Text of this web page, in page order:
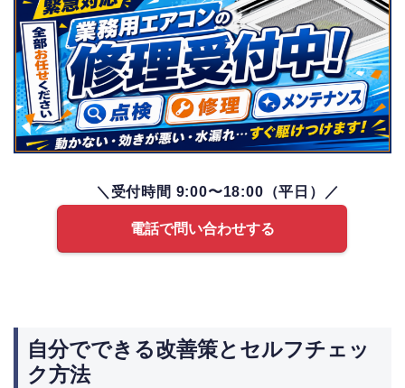
＼受付時間 9:00〜18:00（平日）／
電話で問い合わせする
自分でできる改善策とセルフチェッ
ク方法